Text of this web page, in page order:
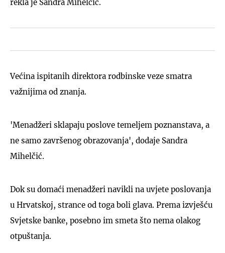
rekla je Sandra Mihelčić.
Većina ispitanih direktora rodbinske veze smatra
važnijima od znanja.
'Menadžeri sklapaju poslove temeljem poznanstava, a
ne samo završenog obrazovanja', dodaje Sandra
Mihelčić.
Dok su domaći menadžeri navikli na uvjete poslovanja
u Hrvatskoj, strance od toga boli glava. Prema izvješću
Svjetske banke, posebno im smeta što nema olakog
otpuštanja.